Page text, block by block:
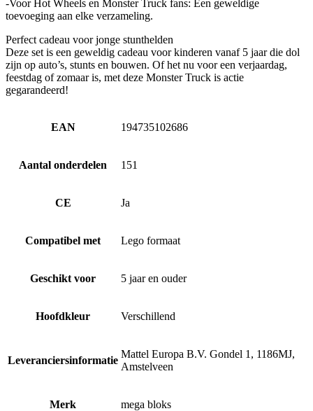
-Voor Hot Wheels en Monster Truck fans: Een geweldige
toevoeging aan elke verzameling.
Perfect cadeau voor jonge stunthelden
Deze set is een geweldig cadeau voor kinderen vanaf 5 jaar die dol
zijn op auto’s, stunts en bouwen. Of het nu voor een verjaardag,
feestdag of zomaar is, met deze Monster Truck is actie
gegarandeerd!
EAN 194735102686
Aantal onderdelen 151
CE Ja
Compatibel met Lego formaat
Geschikt voor 5 jaar en ouder
Hoofdkleur Verschillend
Leveranciersinformatie
Mattel Europa B.V. Gondel 1, 1186MJ,
Amstelveen
Merk mega bloks